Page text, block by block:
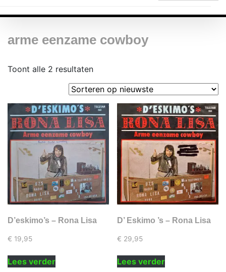
arme eenzame cowboy
Toont alle 2 resultatenGesorteerd
op
nieuwste
D’eskimo’s – Rona Lisa
€ 19,95
Lees verder
D’ Eskimo ’s – Rona Lisa
€ 29,95
Lees verder